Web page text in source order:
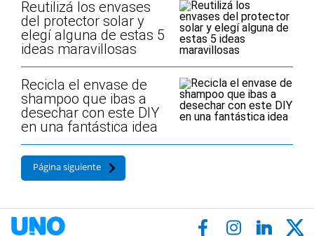
Reutilizá los envases
del protector solar y
elegí alguna de estas 5
ideas maravillosas
Recicla el envase de
shampoo que ibas a
desechar con este DIY
en una fantástica idea
Página siguiente